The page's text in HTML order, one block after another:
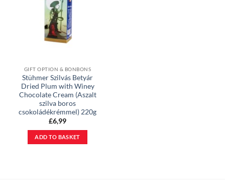
GIFT OPTION & BONBONS
Stühmer Szilvás Betyár
Dried Plum with Winey
Chocolate Cream (Aszalt
szilva boros
csokoládékrémmel) 220g
£6,99
ADD TO BASKET